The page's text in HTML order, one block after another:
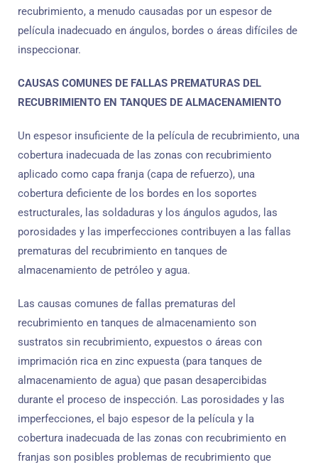
recubrimiento, a menudo causadas por un espesor de
película inadecuado en ángulos, bordes o áreas difíciles de
inspeccionar.
CAUSAS COMUNES DE FALLAS PREMATURAS DEL
RECUBRIMIENTO EN TANQUES DE ALMACENAMIENTO
Un espesor insuficiente de la película de recubrimiento, una
cobertura inadecuada de las zonas con recubrimiento
aplicado como capa franja (capa de refuerzo), una
cobertura deficiente de los bordes en los soportes
estructurales, las soldaduras y los ángulos agudos, las
porosidades y las imperfecciones contribuyen a las fallas
prematuras del recubrimiento en tanques de
almacenamiento de petróleo y agua.
Las causas comunes de fallas prematuras del
recubrimiento en tanques de almacenamiento son
sustratos sin recubrimiento, expuestos o áreas con
imprimación rica en zinc expuesta (para tanques de
almacenamiento de agua) que pasan desapercibidas
durante el proceso de inspección. Las porosidades y las
imperfecciones, el bajo espesor de la película y la
cobertura inadecuada de las zonas con recubrimiento en
franjas son posibles problemas de recubrimiento que